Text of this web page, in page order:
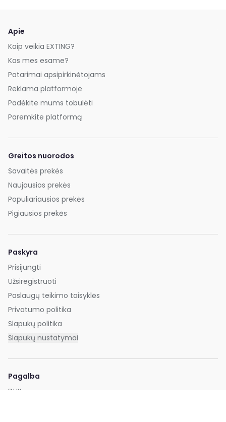
Apie
Kaip veikia EXTING?
Kas mes esame?
Patarimai apsipirkinėtojams
Reklama platformoje
Padėkite mums tobulėti
Paremkite platformą
Greitos nuorodos
Savaitės prekės
Naujausios prekės
Populiariausios prekės
Pigiausios prekės
Paskyra
Prisijungti
Užsiregistruoti
Paslaugų teikimo taisyklės
Privatumo politika
Slapukų politika
Slapukų nustatymai
Pagalba
DUK